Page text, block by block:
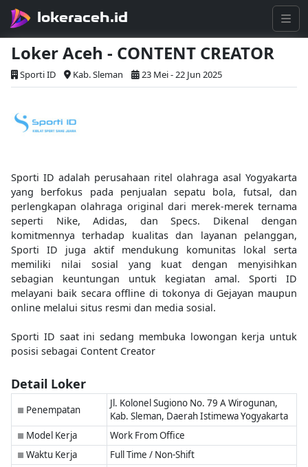
lokeraceh.id
Loker Aceh - CONTENT CREATOR
Sporti ID Kab. Sleman 23 Mei - 22 Jun 2025
Sporti ID adalah perusahaan ritel olahraga asal Yogyakarta
yang berfokus pada penjualan sepatu bola, futsal, dan
perlengkapan olahraga original dari merek-merek ternama
seperti Nike, Adidas, dan Specs. Dikenal dengan
komitmennya terhadap kualitas dan layanan pelanggan,
Sporti ID juga aktif mendukung komunitas lokal serta
memiliki nilai sosial yang kuat dengan menyisihkan
sebagian keuntungan untuk kegiatan amal. Sporti ID
melayani baik secara offline di tokonya di Gejayan maupun
online melalui situs resmi dan media sosial.
Sporti ID saat ini sedang membuka lowongan kerja untuk
posisi sebagai Content Creator
Detail Loker
■ Penempatan
Jl. Kolonel Sugiono No. 79 A Wirogunan,
Kab. Sleman, Daerah Istimewa Yogyakarta
■ Model Kerja Work From Office
■ Waktu Kerja Full Time / Non-Shift